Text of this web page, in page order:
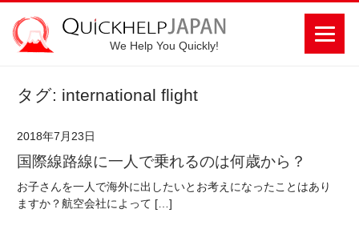
We Help You Quickly!
タグ: international flight
2018年7月23日
国際線路線に一人で乗れるのは何歳から？
お子さんを一人で海外に出したいとお考えになったことはあり
ますか？航空会社によって […]